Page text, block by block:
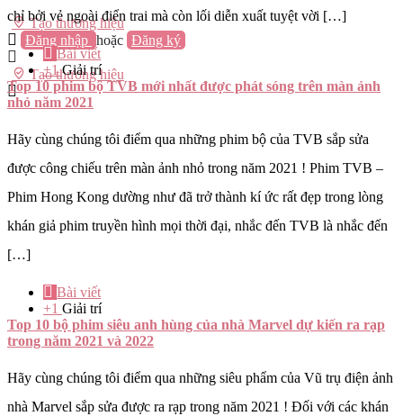
Tạo thương hiệu
Đăng nhập hoặc Đăng ký
Tạo thương hiệu
chỉ bởi vẻ ngoài điển trai mà còn lối diễn xuất tuyệt vời […]
Bài viết
+1 Giải trí
Top 10 phim bộ TVB mới nhất được phát sóng trên màn ảnh
nhỏ năm 2021
Hãy cùng chúng tôi điểm qua những phim bộ của TVB sắp sửa
được công chiếu trên màn ảnh nhỏ trong năm 2021 ! Phim TVB –
Phim Hong Kong dường như đã trở thành kí ức rất đẹp trong lòng
khán giả phim truyền hình mọi thời đại, nhắc đến TVB là nhắc đến
[…]
Bài viết
+1 Giải trí
Top 10 bộ phim siêu anh hùng của nhà Marvel dự kiến ra rạp
trong năm 2021 và 2022
Hãy cùng chúng tôi điểm qua những siêu phẩm của Vũ trụ điện ảnh
nhà Marvel sắp sửa được ra rạp trong năm 2021 ! Đối với các khán